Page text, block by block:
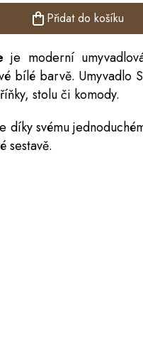
Přidat do košíku
je moderní
bílé barvě. Umyvadlo
stolu či komody.
díky svému
sestavě.